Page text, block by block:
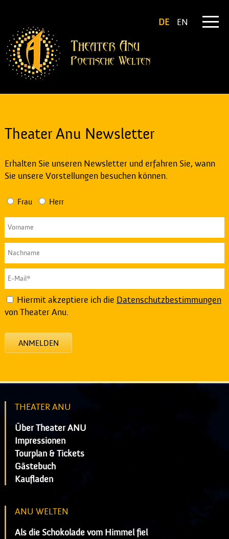
DE EN
Theater Anu Newsletter
Erhalten Sie unseren Newsletter und erfahren Sie, wann
Sie unsere Vorstellungen besuchen können.
Frau Herr
Hiermit akzeptiere ich die Datenschutzbestimmungen
von Theater Anu.
ANMELDEN
THEATER ANU
Über Theater ANU
Impressionen
Tourplan & Tickets
Gästebuch
Kaufladen
ANU WELTEN
Als die Schokolade vom Himmel fiel